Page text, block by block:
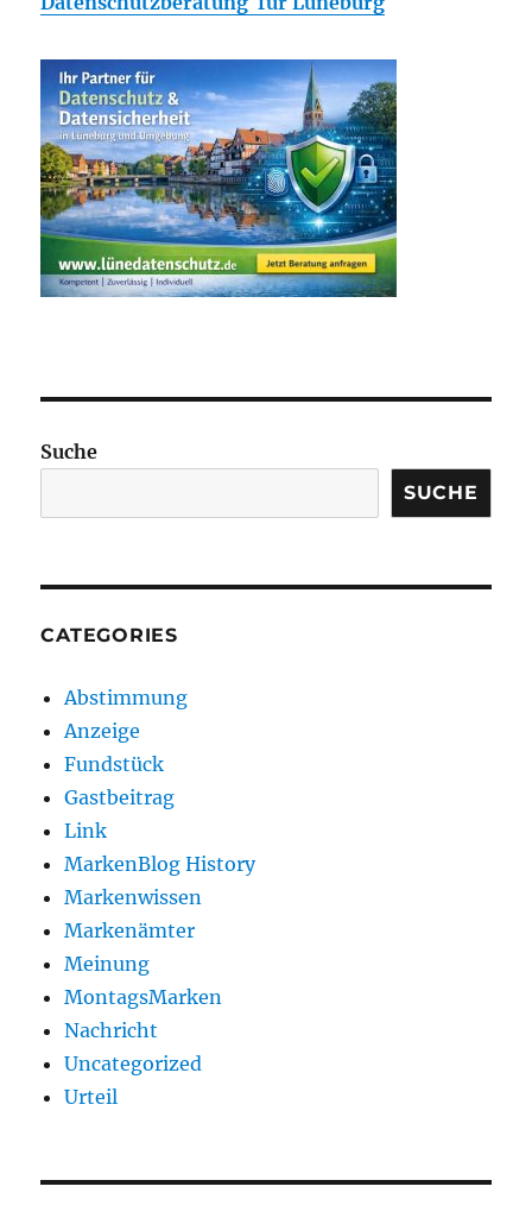
Suche
SUCHE
CATEGORIES
Abstimmung
Anzeige
Fundstück
Gastbeitrag
Link
MarkenBlog History
Markenwissen
Markenämter
Meinung
MontagsMarken
Nachricht
Uncategorized
Urteil